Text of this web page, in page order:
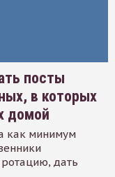
посты
в которых
домой
как минимум
дать